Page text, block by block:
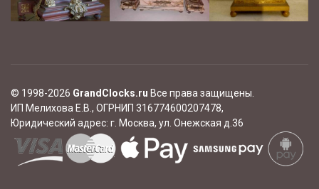
© 1998-2026 GrandClocks.ru Все права защищены.
ИП Мелихова Е.В., ОГРНИП 316774600207478,
Юридический адрес: г. Москва, ул. Онежская д.36